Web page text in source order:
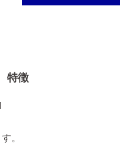
特徴
。